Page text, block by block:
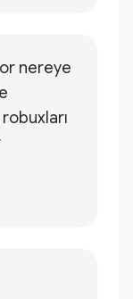
nereye